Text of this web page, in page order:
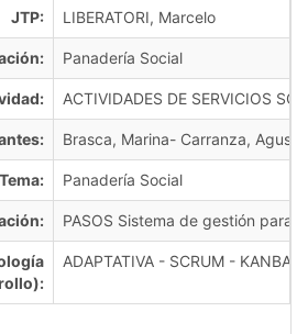
JTP: LIBERATORI, Marcelo
Panadería Social
ACTIVIDADES DE SERVICIOS
Brasca, Marina- Carranza,
Tema: Panadería Social
PASOS Sistema de gestión para
ADAPTATIVA - SCRUM - KANBAN